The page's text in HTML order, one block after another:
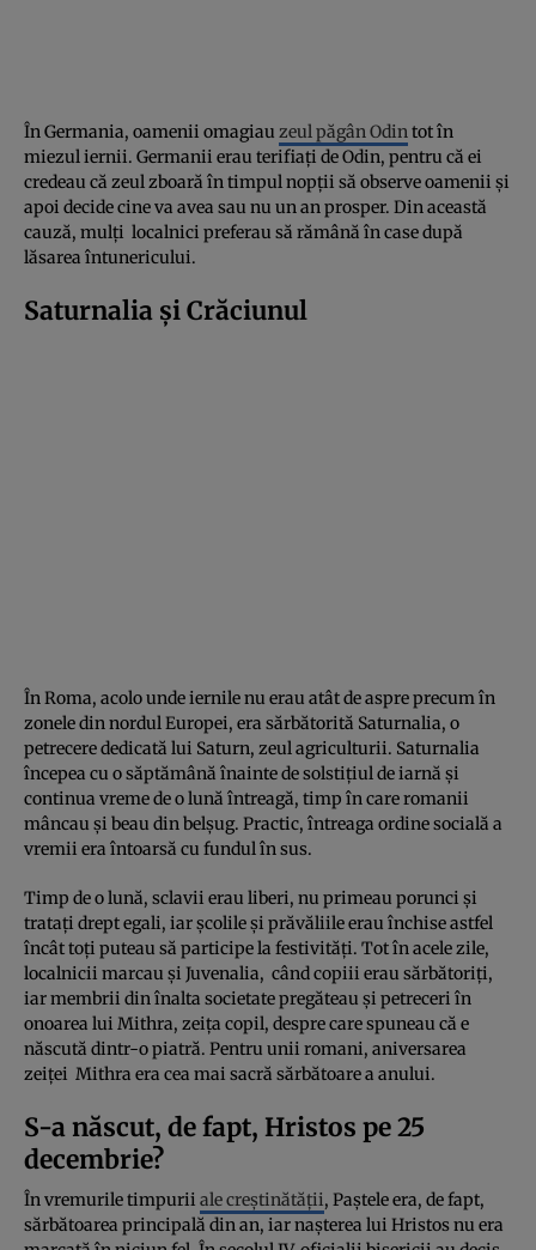
În Germania, oamenii omagiau zeul păgân Odintot în
miezul iernii. Germanii erau terifiați de Odin, pentru că ei
credeau că zeul zboară în timpul nopții să observe oamenii și
apoi decide cine va avea sau nu un an prosper. Din această
cauză, mulți localnici preferau să rămână în case după
lăsarea întunericului.
Saturnalia și Crăciunul
În Roma, acolo unde iernile nu erau atât de aspre precum în
zonele din nordul Europei, era sărbătorită Saturnalia, o
petrecere dedicată lui Saturn, zeul agriculturii. Saturnalia
începea cu o săptămână înainte de solstițiul de iarnă și
continua vreme de o lună întreagă, timp în care romanii
mâncau și beau din belșug. Practic, întreaga ordine socială a
vremii era întoarsă cu fundul în sus.
Timp de o lună, sclavii erau liberi, nu primeau porunci și
tratați drept egali, iar școlile și prăvăliile erau închise astfel
încât toți puteau să participe la festivități. Tot în acele zile,
localnicii marcau și Juvenalia, când copiii erau sărbătoriți,
iar membrii din înalta societate pregăteau și petreceri în
onoarea lui Mithra, zeița copil, despre care spuneau că e
născută dintr-o piatră. Pentru unii romani, aniversarea
zeiței Mithra era cea mai sacră sărbătoare a anului.
S-a născut, de fapt, Hristos pe 25
decembrie?
În vremurile timpurii ale creștinătății, Paștele era, de fapt,
sărbătoarea principală din an, iar nașterea lui Hristos nu era